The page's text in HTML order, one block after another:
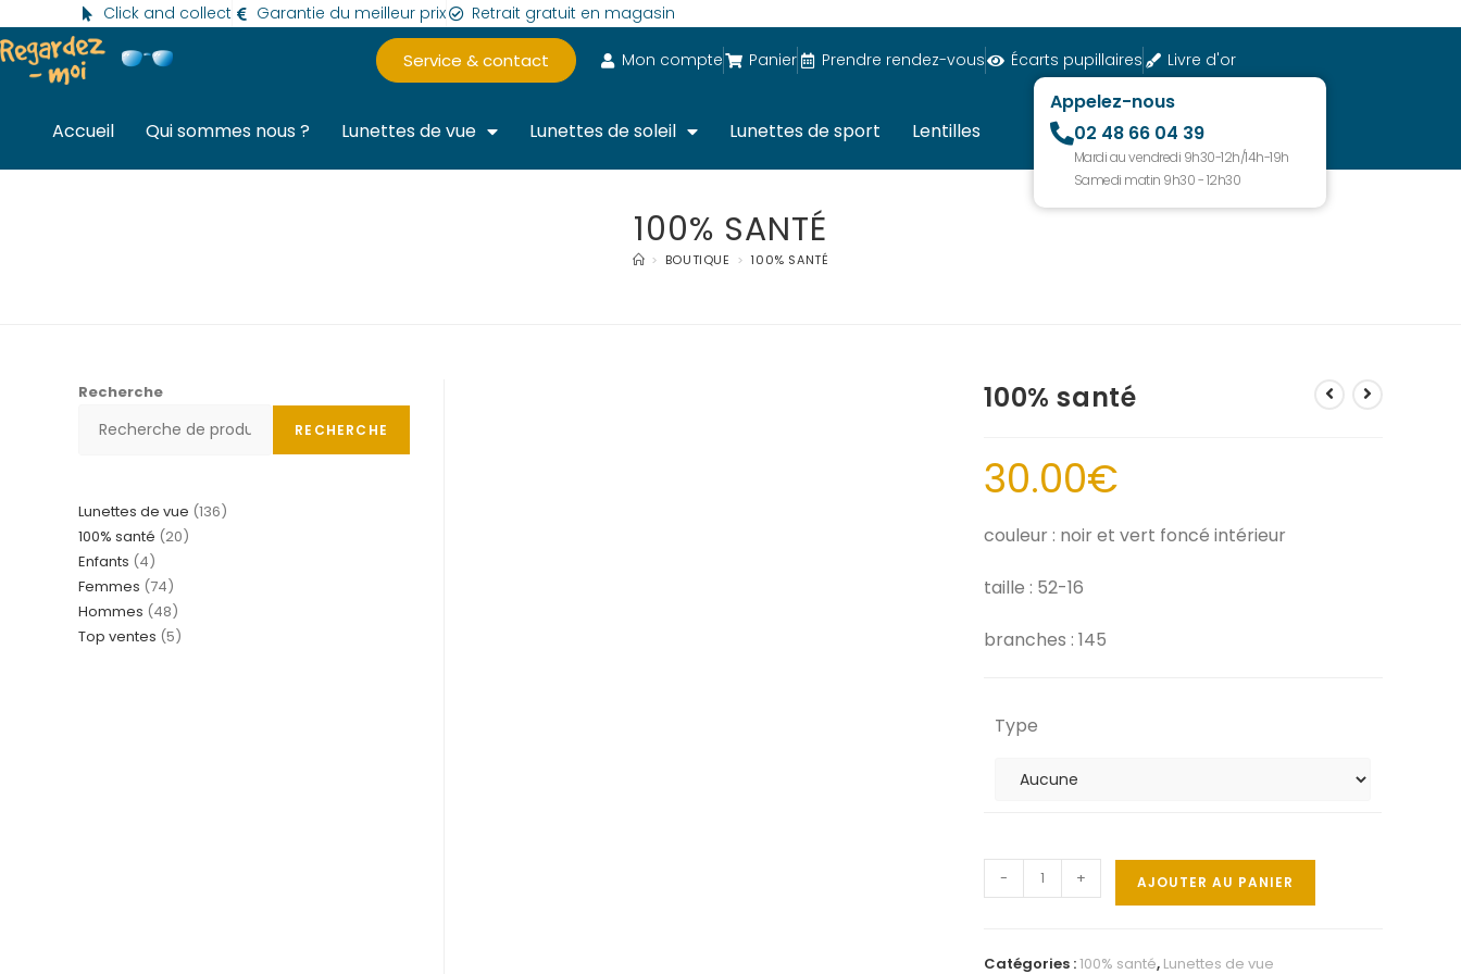
Click and collect Garantie du meilleur prix Retrait gratuit en magasin
Service & contact Mon compte Panier Prendre rendez-vous Écarts pupillaires Livre d'or
Accueil Qui sommes nous ? Lunettes de vue Lunettes de soleil Lunettes de sport Lentilles
Appelez-nous
02 48 66 04 39
Mardi au vendredi 9h30-12h/14h-19h
Samedi matin 9h30 - 12h30
100% SANTÉ
> BOUTIQUE > 100% SANTÉ
100% santé
30.00€
couleur : noir et vert foncé intérieur
taille : 52-16
branches : 145
Type
- + AJOUTER AU PANIER
Catégories :100% santé, Lunettes de vue
Recherche
RECHERCHE
Lunettes de vue 136
100% santé 20
Enfants 4
Femmes 74
Hommes 48
Top ventes 5